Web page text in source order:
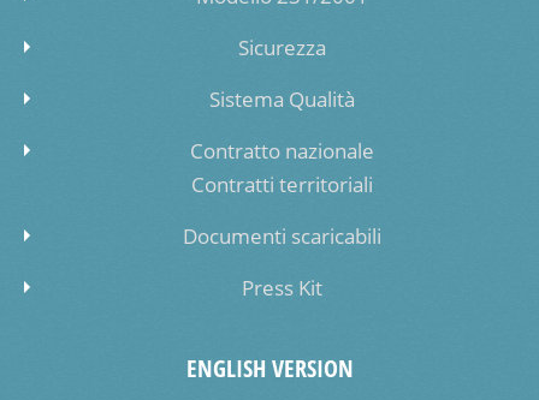
Sicurezza
Sistema Qualità
Contratto nazionale
Contratti territoriali
Documenti scaricabili
Press Kit
ENGLISH VERSION